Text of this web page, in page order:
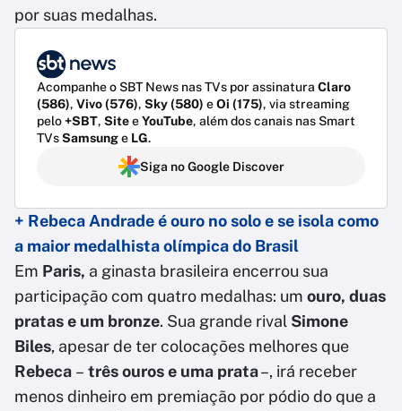
por suas medalhas.
Acompanhe o SBT News nas TVs por assinatura Claro
(586), Vivo (576), Sky (580) eOi (175), via streaming
pelo+SBT, SiteeYouTube, além dos canais nas Smart
TVsSamsunge LG.
Siga no Google Discover
+ Rebeca Andrade é ouro no solo e se isola como
a maior medalhista olímpica do Brasil
Em Paris, a ginasta brasileira encerrou sua
participação com quatro medalhas: um ouro, duas
pratas e um bronze. Sua grande rival Simone
Biles, apesar de ter colocações melhores que
Rebeca – três ouros e uma prata–, irá receber
menos dinheiro em premiação por pódio do que a